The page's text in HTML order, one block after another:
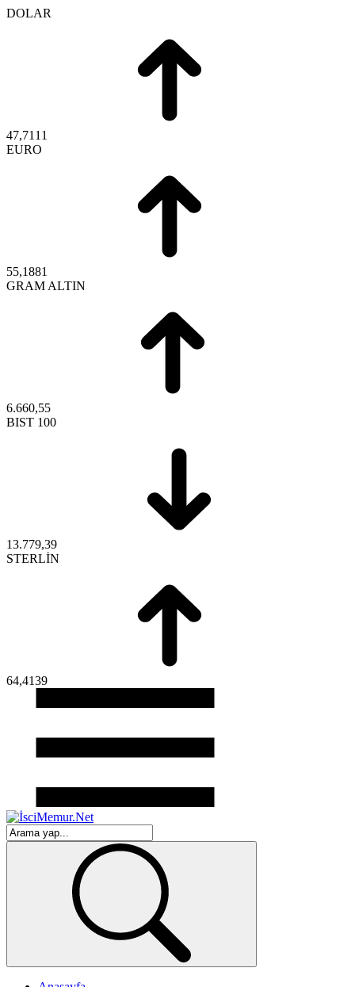
DOLAR
47,7111
EURO
55,1881
GRAM ALTIN
6.660,55
BIST 100
13.779,39
STERLİN
64,4139